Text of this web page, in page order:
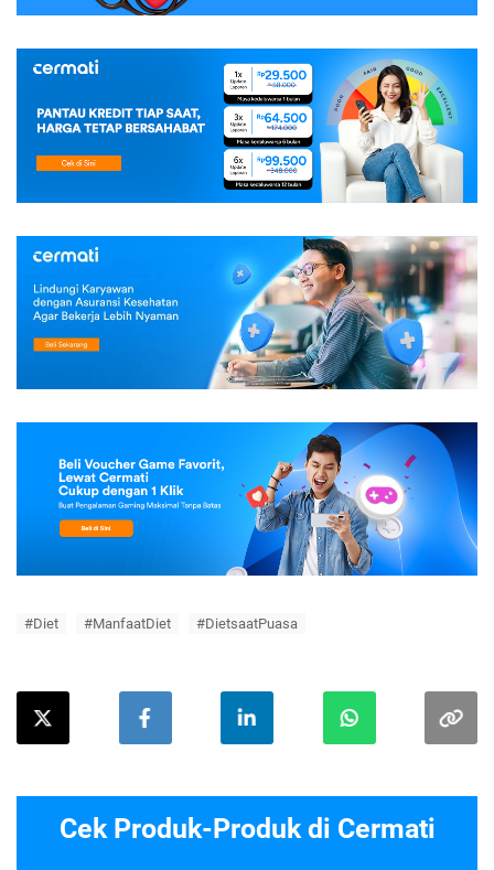
#Diet #ManfaatDiet #DietsaatPuasa
Cek Produk-Produk di Cermati